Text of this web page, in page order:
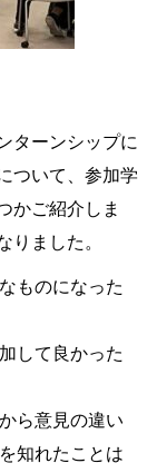
ターンシップに
ついて、参加学
かご紹介しま
りました。
ものになった
して良かった
ら意見の違い
知れたことは